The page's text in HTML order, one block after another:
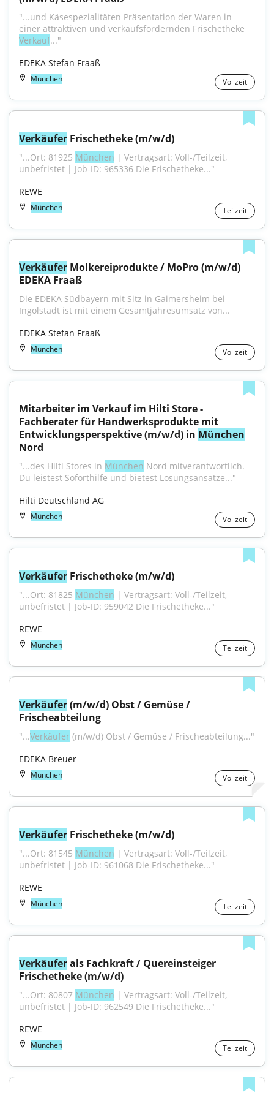
"...und Käsespezialitäten Präsentation der Waren in
Verkauf..."
EDEKA Stefan Fraaß
München Vollzeit
Verkäufer Frischetheke (m/w/d)
"...Ort: 81925 München | Vertragsart: Voll-/Teilzeit,
unbefristet | Job-ID: 965336 Die Frischetheke..."
REWE
München Teilzeit
Verkäufer Molkereiprodukte / MoPro (m/w/d)
EDEKA Fraaß
Die EDEKA Südbayern mit Sitz in Gaimersheim bei
Ingolstadt ist mit einem Gesamtjahresumsatz von...
EDEKA Stefan Fraaß
München Vollzeit
Mitarbeiter im Verkauf im Hilti Store -
Fachberater für Handwerksprodukte mit
Entwicklungsperspektive (m/w/d) in München
Nord
"...des Hilti Stores in München Nord mitverantwortlich.
Du leistest Soforthilfe und bietest Lösungsansätze..."
Hilti Deutschland AG
München Vollzeit
Verkäufer Frischetheke (m/w/d)
"...Ort: 81825 München | Vertragsart: Voll-/Teilzeit,
unbefristet | Job-ID: 959042 Die Frischetheke..."
REWE
München Teilzeit
Verkäufer (m/w/d) Obst / Gemüse /
Frischeabteilung
"...Verkäufer (m/w/d) Obst / Gemüse / Frischeabteilung..."
EDEKA Breuer
München Vollzeit
Verkäufer Frischetheke (m/w/d)
"...Ort: 81545 München | Vertragsart: Voll-/Teilzeit,
unbefristet | Job-ID: 961068 Die Frischetheke..."
REWE
München Teilzeit
Verkäufer als Fachkraft / Quereinsteiger
Frischetheke (m/w/d)
"...Ort: 80807 München | Vertragsart: Voll-/Teilzeit,
unbefristet | Job-ID: 962549 Die Frischetheke..."
REWE
München Teilzeit